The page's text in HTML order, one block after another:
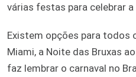
várias festas para celebrar a
Existem opções para todos
Miami, a Noite das Bruxas
faz lembrar o carnaval no